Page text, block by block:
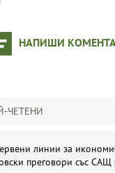
НАПИШИ
ЧЕТЕНИ
линии за
преговори със